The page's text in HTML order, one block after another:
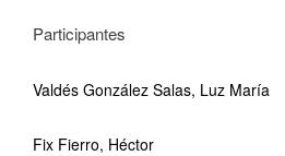
Participantes
Valdés González Salas, Luz María
Fix Fierro, Héctor